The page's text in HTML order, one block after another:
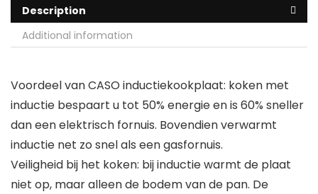
Description
Additional information
Voordeel van CASO inductiekookplaat: koken met
inductie bespaart u tot 50% energie en is 60% sneller
dan een elektrisch fornuis. Bovendien verwarmt
inductie net zo snel als een gasfornuis.
Veiligheid bij het koken: bij inductie warmt de plaat
niet op, maar alleen de bodem van de pan. De